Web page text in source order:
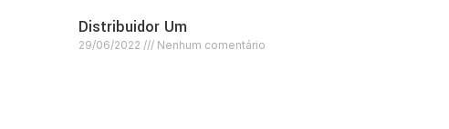
Distribuidor Um
29/06/2022 Nenhum comentário